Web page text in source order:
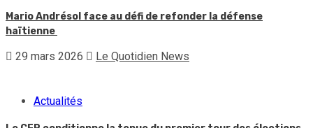
Mario Andrésol face au défi de refonder la défense
haïtienne
29 mars 2026 Le Quotidien News
Actualités